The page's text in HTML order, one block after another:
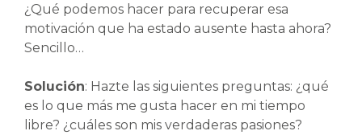
¿Qué podemos hacer para recuperar esa
motivación que ha estado ausente hasta ahora?
Sencillo…
Solución: Hazte las siguientes preguntas: ¿qué
es lo que más me gusta hacer en mi tiempo
libre? ¿cuáles son mis verdaderas pasiones?